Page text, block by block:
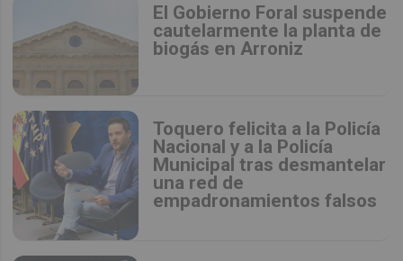
El Gobierno Foral suspende
cautelarmente la planta de
biogás en Arroniz
Toquero felicita a la Policía
Nacional y a la Policía
Municipal tras desmantelar
una red de
empadronamientos falsos